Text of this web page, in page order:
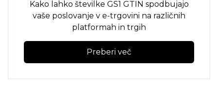
Kako lahko številke GS1 GTIN spodbujajo
vaše poslovanje v e-trgovini na različnih
platformah in trgih
Preberi več